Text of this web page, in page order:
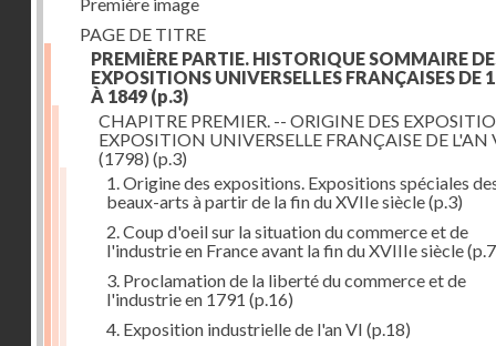
PAGE DE TITRE
PREMIÈRE PARTIE. HISTORIQUE SOMMAIRE
EXPOSITIONS UNIVERSELLES FRANÇAISES DE
À 1849 (p.3)
CHAPITRE PREMIER. -- ORIGINE DES
EXPOSITION UNIVERSELLE FRANÇAISE DE L'AN
(1798) (p.3)
1. Origine des expositions. Expositions spéciales
beaux-arts à partir de la fin du XVIIe siècle(p.3)
2. Coup d'oeil sur la situation du commerce et de
l'industrie en France avant la fin du XVIIIe siècle
3. Proclamation de la liberté du commerce et de
l'industrie en 1791 (p.16)
4. Exposition industrielle de l'an VI (p.18)